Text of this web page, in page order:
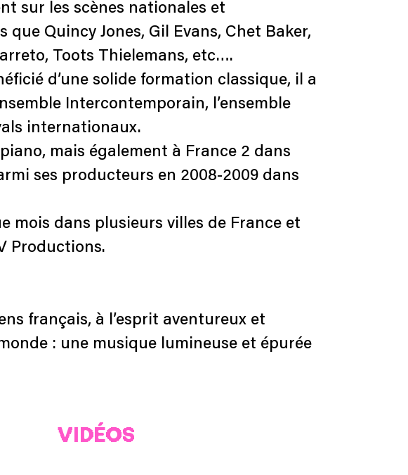
sur les scènes nationales et
Quincy Jones, Gil Evans, Chet Baker,
Toots Thielemans, etc….
d’une solide formation classique, il a
Intercontemporain, l’ensemble
internationaux.
mais également à France 2 dans
ses producteurs en 2008-2009 dans
mois dans plusieurs villes de France et
Productions.
français, à l’esprit aventureux et
: une musique lumineuse et épurée
VIDÉOS